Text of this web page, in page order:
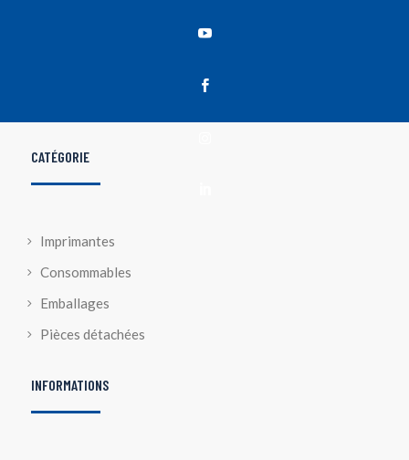


CATÉGORIE
Imprimantes
Consommables
Emballages
Pièces détachées
INFORMATIONS